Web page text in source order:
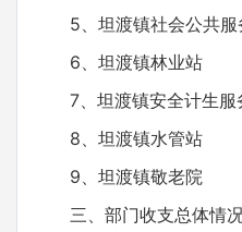
5、坦渡镇社会公共服
6、坦渡镇林业站
7、坦渡镇安全计生服
8、坦渡镇水管站
9、坦渡镇敬老院
三、部门收支总体情